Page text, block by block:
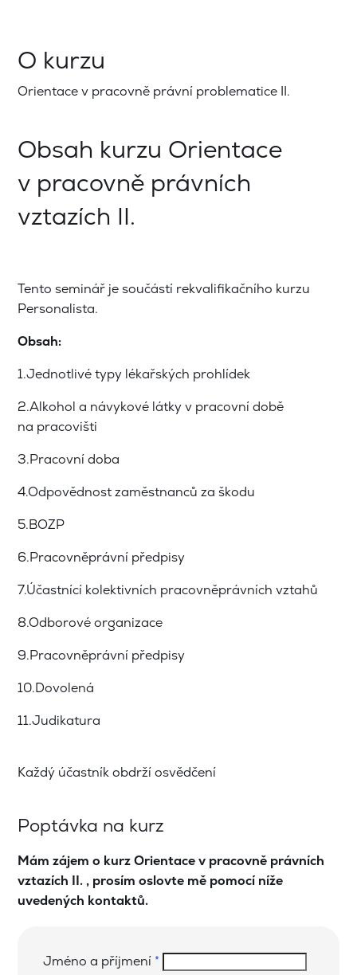
O kurzu
Orientace v pracovně právní problematice II.
Obsah kurzu Orientace
v pracovně právních
vztazích II.
Tento seminář je součástí rekvalifikačního kurzu
Personalista.
Obsah:
1.Jednotlivé typy lékařských prohlídek
2.Alkohol a návykové látky v pracovní době
na pracovišti
3.Pracovní doba
4.Odpovědnost zaměstnanců za škodu
5.BOZP
6.Pracovněprávní předpisy
7.Účastnící kolektivních pracovněprávních vztahů
8.Odborové organizace
9.Pracovněprávní předpisy
10.Dovolená
11.Judikatura
Každý účastník obdrží osvědčení
Poptávka na kurz
Mám zájem o kurz Orientace v pracovně právních
vztazích II. , prosím oslovte mě pomocí níže
uvedených kontaktů.
Jméno a příjmení *